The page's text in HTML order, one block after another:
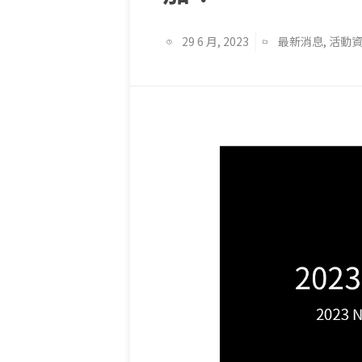
29 6 月, 2023 最新消息, 活動